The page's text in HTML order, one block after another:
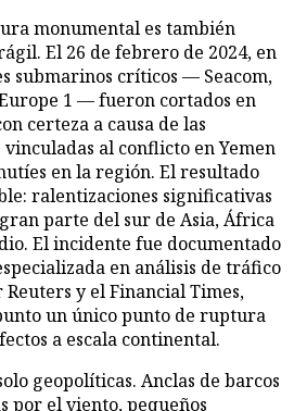
monumental es también
El 26 de febrero de 2024, en
submarinos críticos — Seacom,
1 — fueron cortados en
certeza a causa de las
al conflicto en Yemen
en la región. El resultado
ralentizaciones significativas
parte del sur de Asia, África
El incidente fue documentado
en análisis de tráfico
y el Financial Times,
un único punto de ruptura
a escala continental.
geopolíticas. Anclas de barcos
por el viento, pequeños